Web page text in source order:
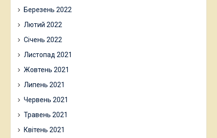
Березень 2022
Лютий 2022
Січень 2022
Листопад 2021
Жовтень 2021
Липень 2021
Червень 2021
Травень 2021
Квітень 2021